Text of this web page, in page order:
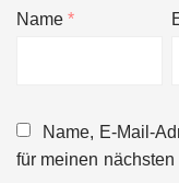
Name*
Name, E-Mail-
für meinen